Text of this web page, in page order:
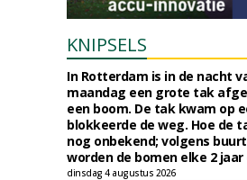
KNIPSELS
In Rotterdam is in de nacht
maandag een grote tak
een boom. De tak kwam op
blokkeerde de weg. Hoe de
nog onbekend; volgens
worden de bomen elke 2
dinsdag 4 augustus 2026